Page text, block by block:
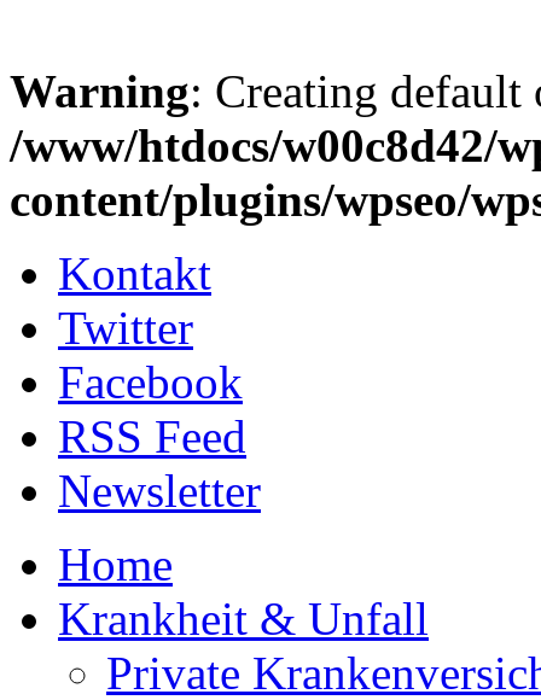
Warning: Creating
/www/htdocs/w00c8d42/
content/plugins/wpseo/
Kontakt
Twitter
Facebook
RSS Feed
Newsletter
Home
Krankheit & Unfall
Private